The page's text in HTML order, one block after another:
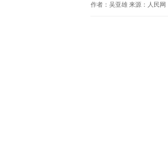
作者：吴亚雄 来源：人民网